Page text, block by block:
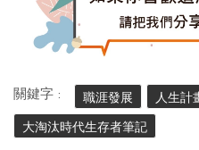
關鍵字 : 職涯發展 人生計
大淘汰時代生存者筆記